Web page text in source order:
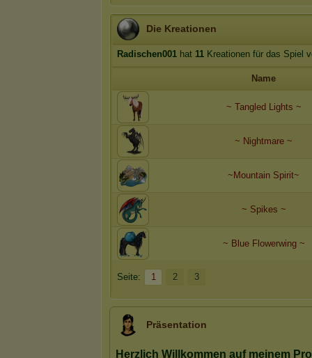
Die Kreationen
Radischen001 hat 11 Kreationen für das Spiel
Name
~ Tangled Lights ~
~ Nightmare ~
~Mountain Spirit~
~ Spikes ~
~ Blue Flowerwing ~
Seite: 1 2 3
Präsentation